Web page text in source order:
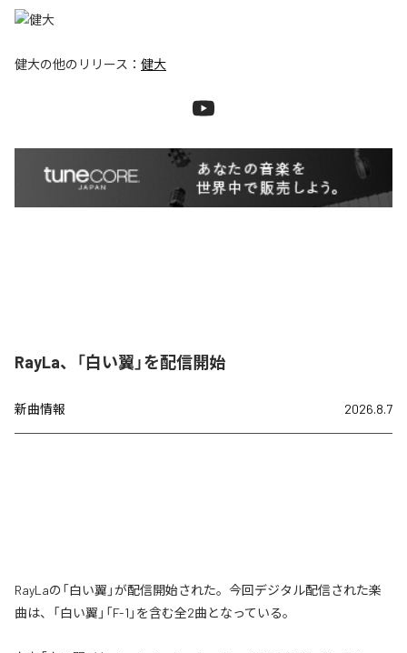
健大の他のリリース： 健大
RayLa、「白い翼」を配信開始
新曲情報 2026.8.7
RayLaの「白い翼」が配信開始された。今回デジタル配信された楽
曲は、「白い翼」「F-1」を含む全2曲となっている。